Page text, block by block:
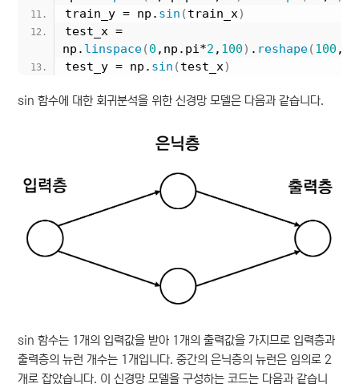
train_y = np. sin (train_x)
test_x =
np. linspace(0 ,np.pi*2 , 100) . reshape(100 ,
test_y = np. sin (test_x)
sin 함수에 대한 회귀분석을 위한 신경망 모델은 다음과 같습니다.
sin 함수는 1개의 입력값을 받아 1개의 출력값을 가지므로 입력층과
출력층의 뉴런 개수는 1개입니다. 중간의 은닉층의 뉴런은 임의로 2
개로 잡았습니다. 이 신경망 모델을 구성하는 코드는 다음과 같습니